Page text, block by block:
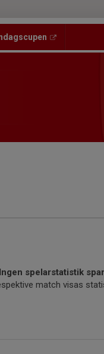
Ingen spelarstatistik
match visas